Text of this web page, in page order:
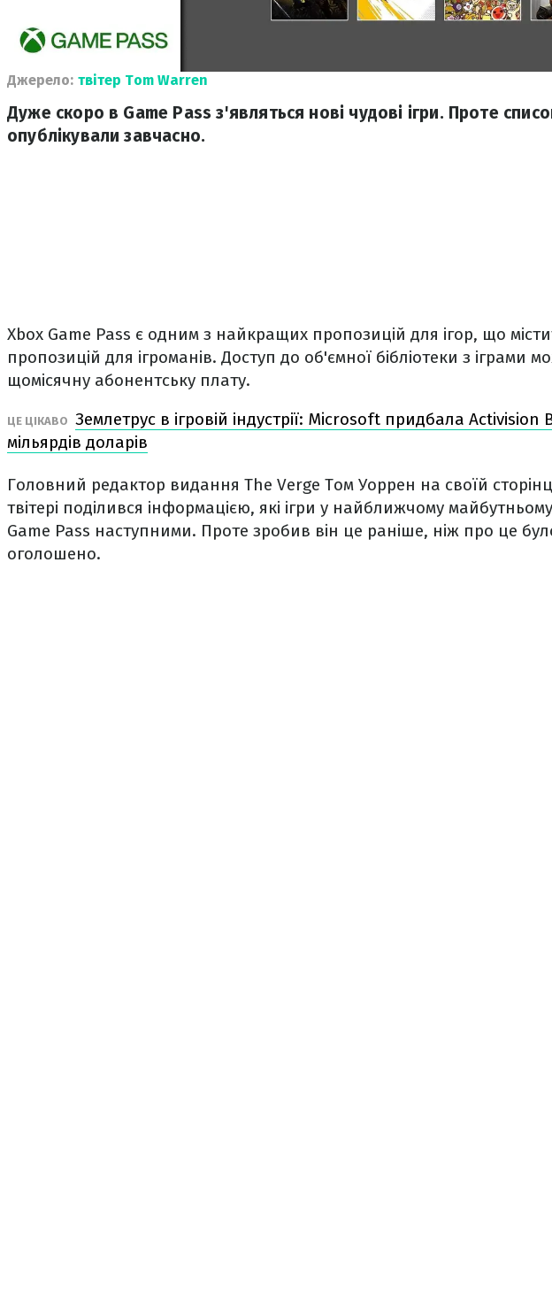
Джерело: твітер Tom Warren
Дуже скоро в Game Pass з'являться нові чудові ігри. Проте
опублікували завчасно.
Xbox Game Pass є одним з найкращих пропозицій для ігор, що
пропозицій для ігроманів. Доступ до об'ємної бібліотеки з іграми
щомісячну абонентську плату.
ЦЕ ЦІКАВО Землетрус в ігровій індустрії: Microsoft придбала Activision
мільярдів доларів
Головний редактор видання The Verge Том Уоррен на своїй
твітері поділився інформацією, які ігри у найближчому
Game Pass наступними. Проте зробив він це раніше, ніж про це
оголошено.